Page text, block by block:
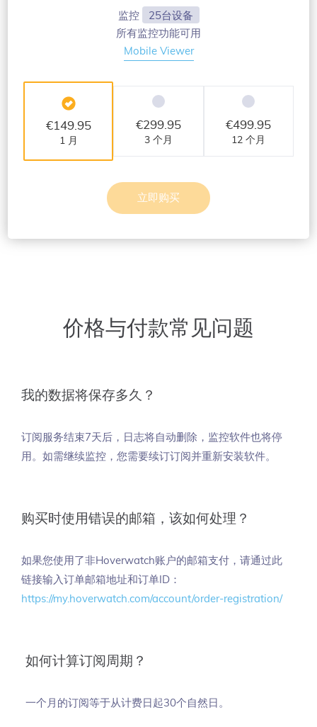
监控
25台设备
所有监控功能可用
Mobile Viewer
€149.95
1 月
€299.95
3 个月
€499.95
12 个月
立即购买
价格与付款常见问题
我的数据将保存多久？
订阅服务结束7天后，日志将自动删除，监控软件也将停
用。如需继续监控，您需要续订订阅并重新安装软件。
购买时使用错误的邮箱，该如何处理？
如果您使用了非Hoverwatch账户的邮箱支付，请通过此
链接输入订单邮箱地址和订单ID：
https://my.hoverwatch.com/account/order-registration/
如何计算订阅周期？
一个月的订阅等于从计费日起30个自然日。